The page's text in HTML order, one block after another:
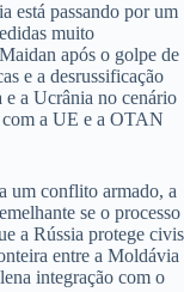
está passando por um
muito
após o golpe de
e a desrussificação
e a Ucrânia no cenário
a UE e a OTAN
um conflito armado, a
se o processo
a Rússia protege civis
entre a Moldávia
integração com o